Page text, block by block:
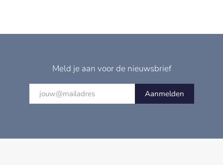
Meld je aan voor de nieuwsbrief
Aanmelden